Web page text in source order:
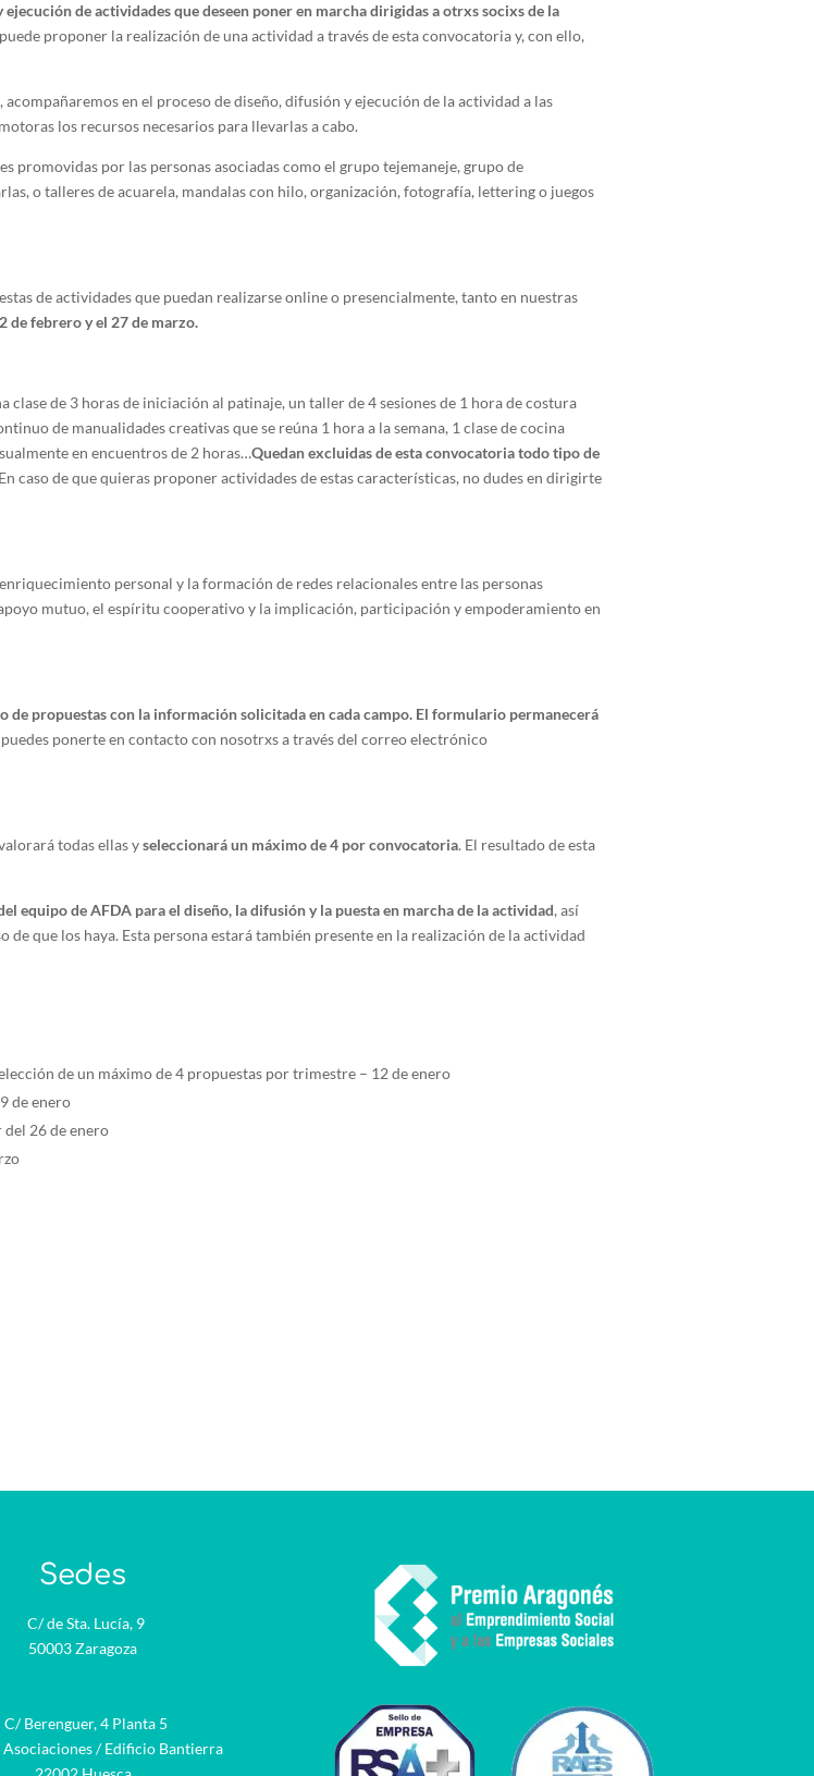
de actividades que deseen poner en marcha dirigidas a otrxs socixs de la
proponer la realización de una actividad a través de esta convocatoria y, con ello,
en el proceso de diseño, difusión y ejecución de la actividad a las
los recursos necesarios para llevarlas a cabo.
promovidas por las personas asociadas como el grupo tejemaneje, grupo de
o talleres de acuarela, mandalas con hilo, organización, fotografía, lettering o juegos
de actividades que puedan realizarse online o presencialmente, tanto en nuestras
de febrero y el 27 de marzo.
de 3 horas de iniciación al patinaje, un taller de 4 sesiones de 1 hora de costura
de manualidades creativas que se reúna 1 hora a la semana, 1 clase de cocina
en encuentros de 2 horas…Quedan excluidas de esta convocatoria todo tipo de
En caso de que quieras proponer actividades de estas características, no dudes en dirigirte
personal y la formación de redes relacionales entre las personas
mutuo, el espíritu cooperativo y la implicación, participación y empoderamiento en
de propuestas con la información solicitada en cada campo. El formulario permanecerá
ponerte en contacto con nosotrxs a través del correo electrónico
todas ellas yseleccionará un máximo de 4 por convocatoria. El resultado de esta
equipo de AFDA para el diseño, la difusión y la puesta en marcha de la actividad, así
que los haya. Esta persona estará también presente en la realización de la actividad
de un máximo de 4 propuestas por trimestre – 12 de enero
de enero
26 de enero
Sedes
C/ de Sta. Lucía, 9
50003 Zaragoza
C/ Berenguer, 4 Planta 5
Asociaciones / Edificio Bantierra